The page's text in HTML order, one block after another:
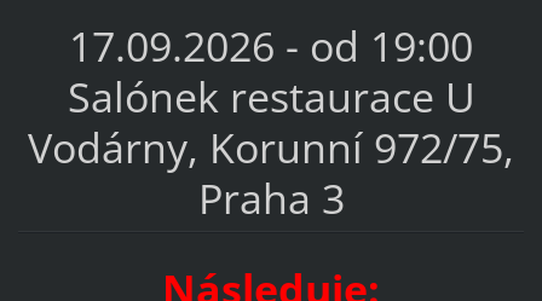
17.09.2026 - od 19:00
Salónek restaurace U
Vodárny, Korunní 972/75,
Praha 3
Následuje: